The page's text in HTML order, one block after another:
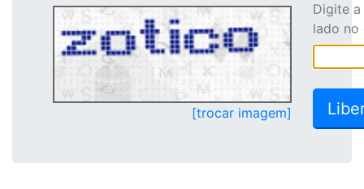
[trocar imagem]
Digite
lado no